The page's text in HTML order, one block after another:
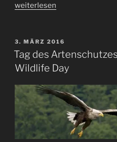
„Kleiner
small
eagle“
weiterlesen
VERÖFFENTLICHT
AM
3. MÄRZ 2016
Tag des
Wildlife Day